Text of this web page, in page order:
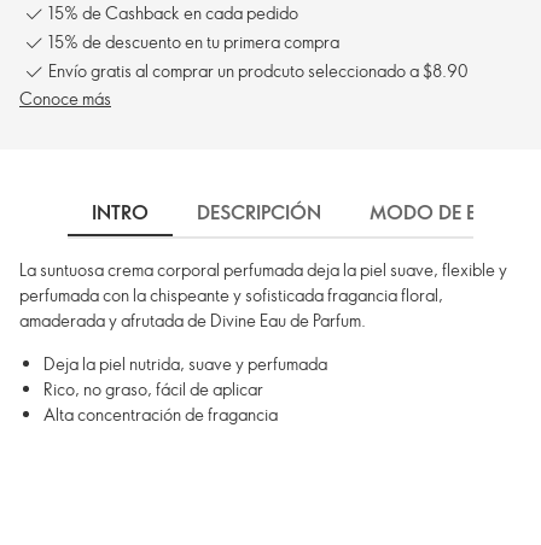
15% de Cashback en cada pedido
15% de descuento en tu primera compra
Envío gratis al comprar un prodcuto seleccionado a $8.90
Conoce más
INTRO DESCRIPCIÓN MODO DE EMPLEO
La suntuosa crema corporal perfumada deja la piel suave, flexible y
perfumada con la chispeante y sofisticada fragancia floral,
amaderada y afrutada de Divine Eau de Parfum.
Deja la piel nutrida, suave y perfumada
Rico, no graso, fácil de aplicar
Alta concentración de fragancia